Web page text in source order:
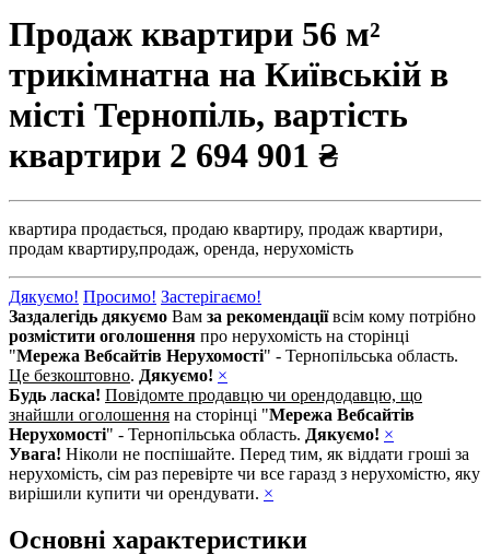
Продаж квартири 56 м²
трикімнатна на Київській в
місті Тернопіль, вартість
квартири 2 694 901 ₴
квартира продається, продаю квартиру, продаж квартири,
продам квартиру,продаж, оренда, нерухомість
Дякуємо! Просимо! Застерігаємо!
Заздалегідь дякуємо Вам за рекомендаціївсім кому потрібно
розмістити оголошення про нерухомість на сторінці
"Мережа Вебсайтів Нерухомості" - Тернопільська область.
Це безкоштовно. Дякуємо! ×
Будь ласка! Повідомте продавцю чи орендодавцю, що
знайшли оголошення на сторінці "Мережа Вебсайтів
Нерухомості" - Тернопільська область. Дякуємо! ×
Увага! Ніколи не поспішайте. Перед тим, як віддати гроші за
нерухомість, сім раз перевірте чи все гаразд з нерухомістю, яку
вирішили купити чи орендувати. ×
Основні характеристики